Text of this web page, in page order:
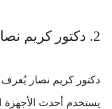
2. دكتور كريم نصار تخصص طب الأسنان
دكتور كريم نصار
يستخدم أحدث الأجهزة